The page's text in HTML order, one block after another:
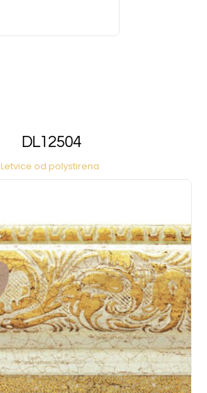
DL12504
Letvice od polystirena